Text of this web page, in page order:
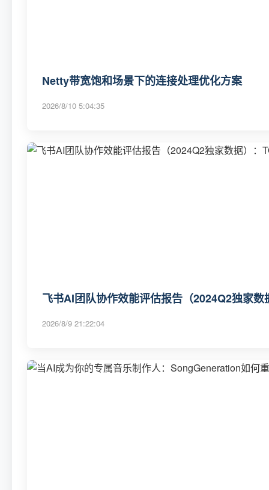
Netty带宽饱和场景下的连接处理优化方案
2026/8/10 5:04:35
飞书AI团队协作效能评估报告（2024Q2独家
2026/8/9 21:22:04